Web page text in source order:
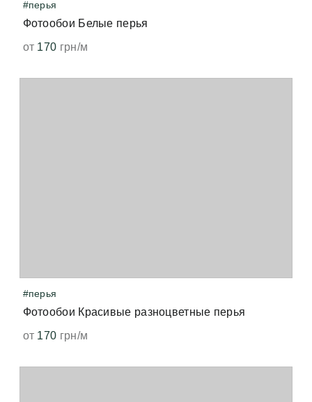
#перья
Фотообои Белые перья
от 170 грн/м
#перья
Фотообои Красивые разноцветные перья
от 170 грн/м